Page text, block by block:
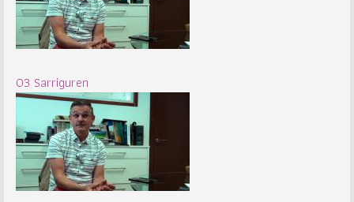
03 Sarriguren